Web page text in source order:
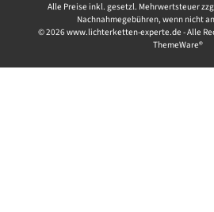
Alle Preise inkl. gesetzl. Mehrwertsteuer
Nachnahmegebühren, wenn nicht
© 2026 www.lichterketten-experte.de - Alle
ThemeWare®